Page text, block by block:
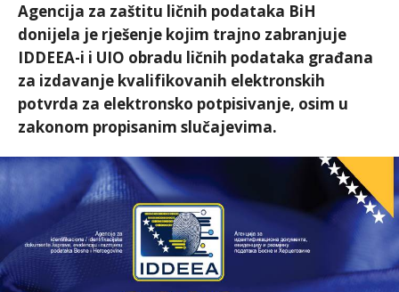
Agencija za zaštitu ličnih podataka BiH
donijela je rješenje kojim trajno zabranjuje
IDDEEA-i i UIO obradu ličnih podataka građana
za izdavanje kvalifikovanih elektronskih
potvrda za elektronsko potpisivanje, osim u
zakonom propisanim slučajevima.